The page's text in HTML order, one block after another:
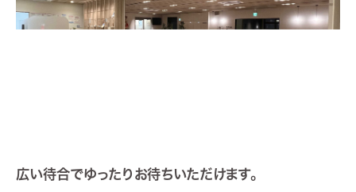
広い待合でゆったりお待ちいただけます。